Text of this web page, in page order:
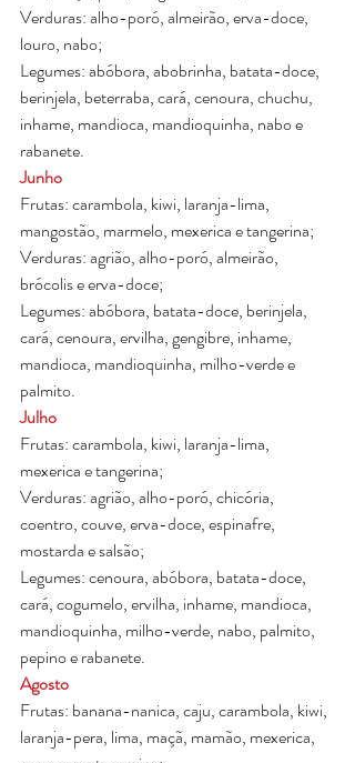
Verduras: alho-poró, almeirão, erva-doce,
louro, nabo;
Legumes: abóbora, abobrinha, batata-doce,
berinjela, beterraba, cará, cenoura, chuchu,
inhame, mandioca, mandioquinha, nabo e
rabanete.
Junho
Frutas: carambola, kiwi, laranja-lima,
mangostão, marmelo, mexerica e tangerina;
Verduras: agrião, alho-poró, almeirão,
brócolis e erva-doce;
Legumes: abóbora, batata-doce, berinjela,
cará, cenoura, ervilha, gengibre, inhame,
mandioca, mandioquinha, milho-verde e
palmito.
Julho
Frutas: carambola, kiwi, laranja-lima,
mexerica e tangerina;
Verduras: agrião, alho-poró, chicória,
coentro, couve, erva-doce, espinafre,
mostarda e salsão;
Legumes: cenoura, abóbora, batata-doce,
cará, cogumelo, ervilha, inhame, mandioca,
mandioquinha, milho-verde, nabo, palmito,
pepino e rabanete.
Agosto
Frutas: banana-nanica, caju, carambola, kiwi,
laranja-pera, lima, maçã, mamão, mexerica,